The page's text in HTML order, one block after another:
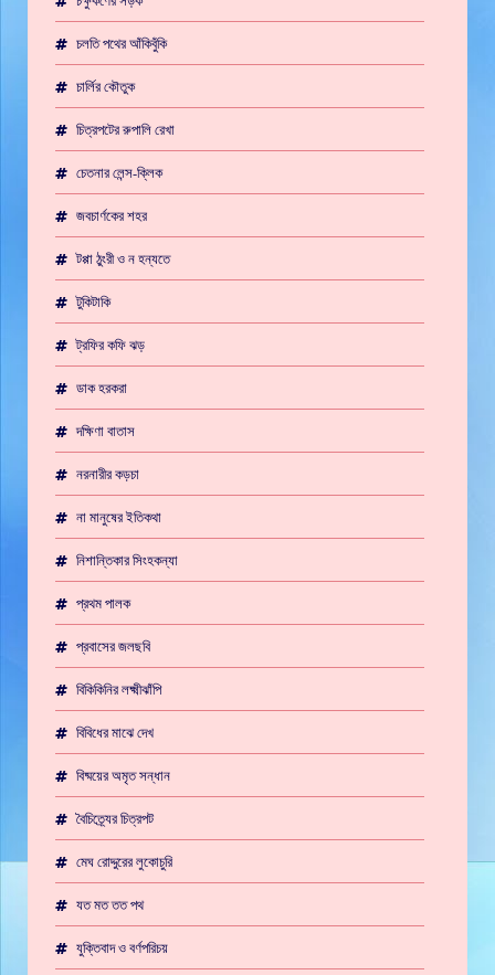
চলতি পথের আঁকিবুঁকি
চার্লির কৌতুক
চিত্রপটের রুপালি রেখা
চেতনার লেন্স-ক্লিক
জবচার্ণকের শহর
টপ্পা ঠুংরী ও ন হন্যতে
টুকিটাকি
ট্রফির কফি ঝড়
ডাক হরকরা
দক্ষিণা বাতাস
নরনারীর কড়চা
না মানুষের ইতিকথা
নিশান্তিকার সিংহকন্যা
প্রথম পালক
প্রবাসের জলছবি
বিকিকিনির লক্ষ্মীঝাঁপি
বিবিধের মাঝে দেখ
বিষ্ময়ের অমৃত সন্ধান
বৈচিত্র্যের চিত্রপট
মেঘ রোদ্দুরের লুকোচুরি
যত মত তত পথ
যুক্তিবাদ ও বর্ণপরিচয়